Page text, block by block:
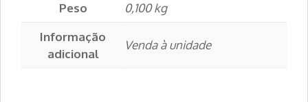
Peso
0,100 kg
Informação
adicional
Venda à unidade